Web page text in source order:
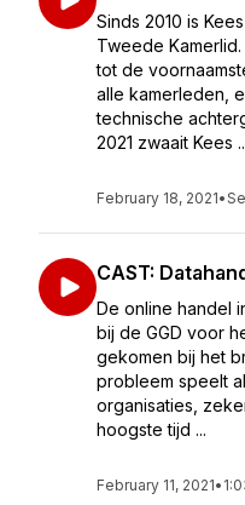
Sinds 2010 is
Tweede
tot de
alle kamerleden,
technische
2021 zwaait Kees
February 18, 2021•
CAST:
De online handel
bij de GGD voor
gekomen bij het
probleem speelt
organisaties,
hoogste tijd ...
February 11, 2021•